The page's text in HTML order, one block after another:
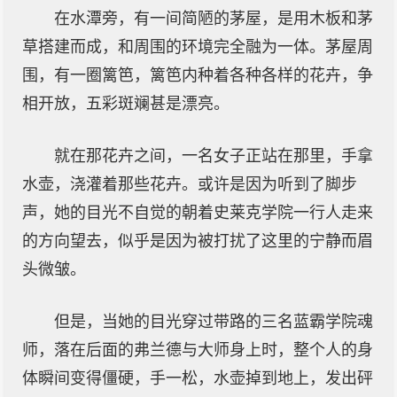
在水潭旁，有一间简陋的茅屋，是用木板和茅
草搭建而成，和周围的环境完全融为一体。茅屋周
围，有一圈篱笆，篱笆内种着各种各样的花卉，争
相开放，五彩斑斓甚是漂亮。
就在那花卉之间，一名女子正站在那里，手拿
水壶，浇灌着那些花卉。或许是因为听到了脚步
声，她的目光不自觉的朝着史莱克学院一行人走来
的方向望去，似乎是因为被打扰了这里的宁静而眉
头微皱。
但是，当她的目光穿过带路的三名蓝霸学院魂
师，落在后面的弗兰德与大师身上时，整个人的身
体瞬间变得僵硬，手一松，水壶掉到地上，发出砰